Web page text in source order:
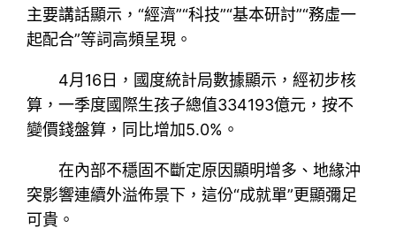
主要講話顯示，“經濟”“科技”“基本研討”“務虛一
起配合”等詞高頻呈現。
4月16日，國度統計局數據顯示，經初步核
算，一季度國際生孩子總值334193億元，按不
變價錢盤算，同比增加5.0%。
在內部不穩固不斷定原因顯明增多、地緣沖
突影響連續外溢佈景下，這份“成就單”更顯彌足
可貴。